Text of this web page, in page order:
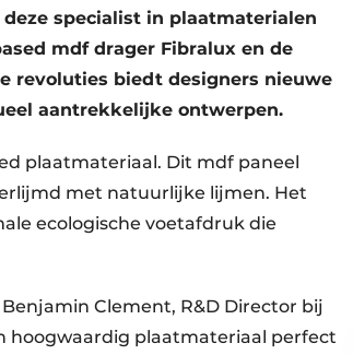
specialist in plaatmaterialen
mdf drager Fibralux en de
revoluties biedt designers nieuwe
aantrekkelijke ontwerpen.
plaatmateriaal. Dit mdf paneel
met natuurlijke lijmen. Het
ecologische voetafdruk die
Clement, R&D Director bij
hoogwaardig plaatmateriaal perfect